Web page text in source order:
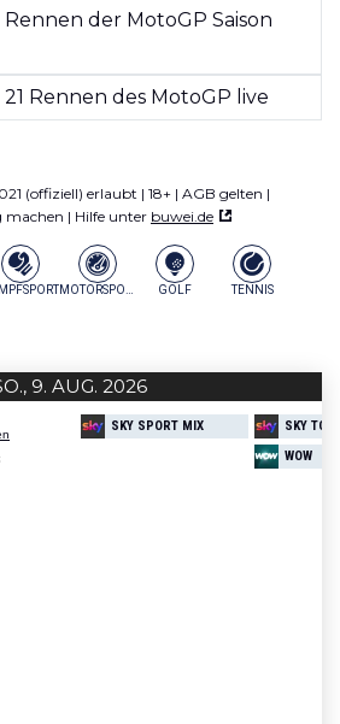
der MotoGP Saison
Rennen des MotoGP live
(offiziell) erlaubt | 18+ | AGB gelten |
machen | Hilfe unter buwei.de
GOLF TENNIS
9. AUG. 2026
SKY SPORT MIX
SKY TOP
WOW